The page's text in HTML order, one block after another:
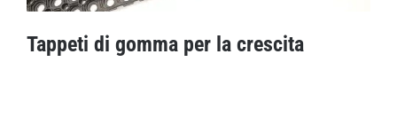
Tappeti di gomma per la crescita